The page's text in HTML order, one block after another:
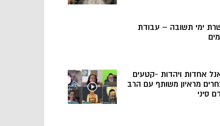
ימי תשובה – עבודת
אחדות ויהדות -קטעים
מראיון משותף עם הרב
סיני